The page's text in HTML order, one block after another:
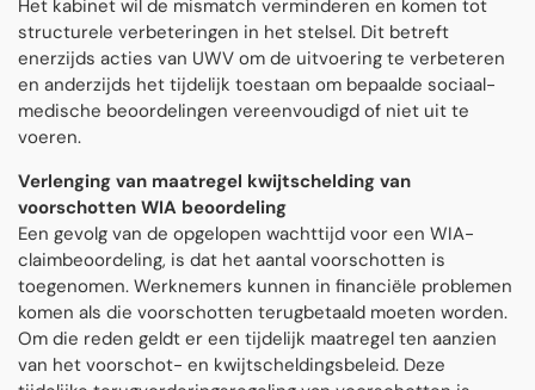
Het kabinet wil de mismatch verminderen en komen tot
structurele verbeteringen in het stelsel. Dit betreft
enerzijds acties van UWV om de uitvoering te verbeteren
en anderzijds het tijdelijk toestaan om bepaalde sociaal-
medische beoordelingen vereenvoudigd of niet uit te
voeren.
Verlenging van maatregel kwijtschelding van
voorschotten WIA beoordeling
Een gevolg van de opgelopen wachttijd voor een WIA-
claimbeoordeling, is dat het aantal voorschotten is
toegenomen. Werknemers kunnen in financiële problemen
komen als die voorschotten terugbetaald moeten worden.
Om die reden geldt er een tijdelijk maatregel ten aanzien
van het voorschot- en kwijtscheldingsbeleid. Deze